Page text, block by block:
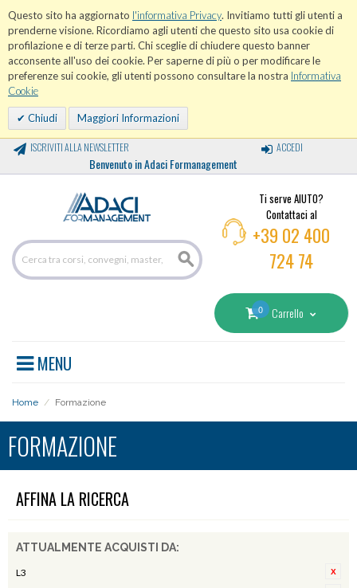
Questo sito ha aggiornato l'informativa Privacy. Invitiamo tutti gli utenti a
prenderne visione. Ricordiamo agli utenti che questo sito usa cookie di
profilazione e di terze parti. Chi sceglie di chiudere questo banner
acconsente all'uso dei cookie. Per saperne di più o per modificare le
preferenze sui cookie, gli utenti possono consultare la nostra Informativa
Cookie
Chiudi Maggiori Informazioni
ISCRIVITI ALLA NEWSLETTER
Benvenuto in Adaci Formanagement
ACCEDI
Ti serve AIUTO?
Contattaci al
+39 02 400
724 74
0 Carrello
MENU
Home / Formazione
FORMAZIONE
AFFINA LA RICERCA
ATTUALMENTE ACQUISTI DA:
L3